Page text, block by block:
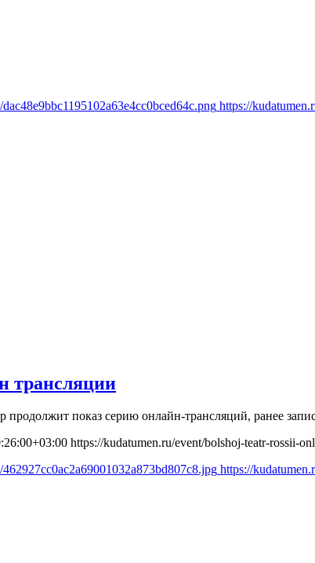
https://
трансляции
продолжит показ серию онлайн-трансляций, ранее
https://kudatumen.ru/event/bolshoj-teatr-rossii-
https://